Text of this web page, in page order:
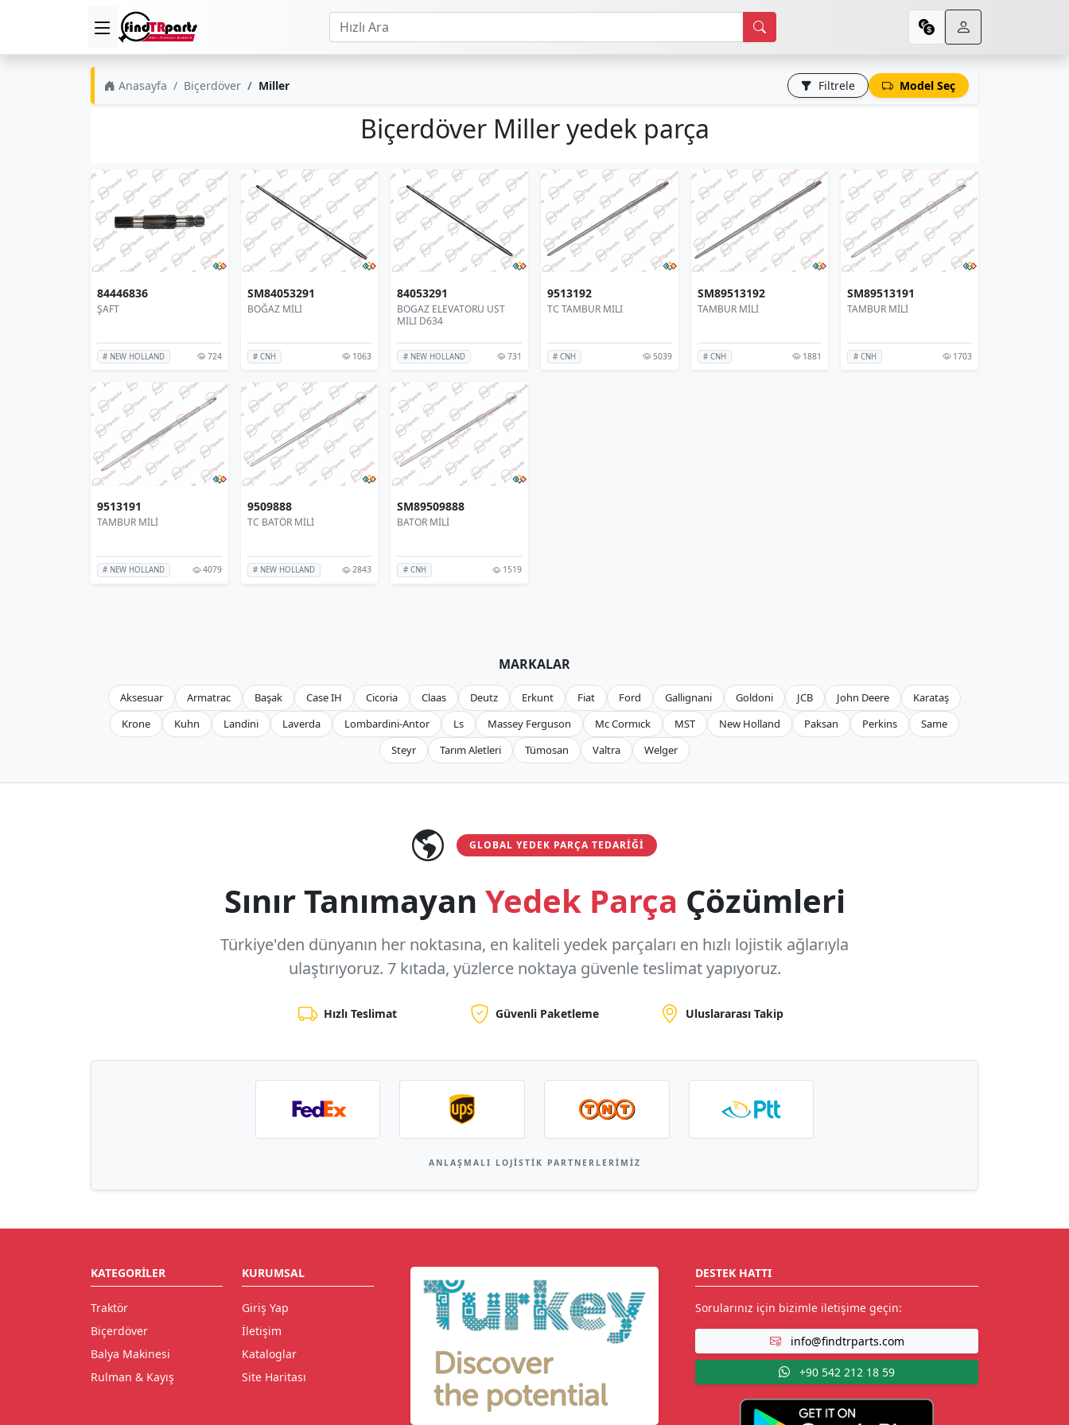
Anasayfa Biçerdöver Miller Filtrele Model Seç
Biçerdöver Miller yedek parça
84446836
ŞAFT
# NEW HOLLAND 724
SM84053291
BOĞAZ MİLİ
# CNH 1063
84053291
BOGAZ ELEVATORU UST
MILI D634
# NEW HOLLAND 731
9513192
TC TAMBUR MILI
# CNH 5039
SM89513192
TAMBUR MİLİ
# CNH 1881
SM89513191
TAMBUR MİLİ
# CNH 1703
9513191
TAMBUR MİLİ
# NEW HOLLAND 4079
9509888
TC BATÖR MİLİ
# NEW HOLLAND 2843
SM89509888
BATOR MİLİ
# CNH 1519
MARKALAR
Aksesuar Armatrac Başak Case IH Cicoria Claas Deutz Erkunt Fiat Ford Gallignani Goldoni JCB John Deere
Karataş
Krone
Kuhn Landini Laverda Lombardini-Antor Ls Massey Ferguson Mc Cormıck MST New Holland Paksan Perkins
Same
Steyr
Tarım Aletleri Tümosan Valtra Welger
GLOBAL YEDEK PARÇA TEDARIĞI
Sınır Tanımayan Yedek Parça Çözümleri
Türkiye'den dünyanın her noktasına, en kaliteli yedek parçaları en hızlı lojistik ağlarıyla
ulaştırıyoruz. 7 kıtada, yüzlerce noktaya güvenle teslimat yapıyoruz.
Hızlı Teslimat Güvenli Paketleme Uluslararası Takip
ANLAŞMALI LOJISTIK PARTNERLERIMIZ
KATEGORILER
Traktör
Biçerdöver
Balya Makinesi
Rulman & Kayış
KURUMSAL
Giriş Yap
İletişim
Kataloglar
Site Haritası
DESTEK HATTI
Sorularınız için bizimle iletişime geçin:
info@findtrparts.com
+90 542 212 18 59